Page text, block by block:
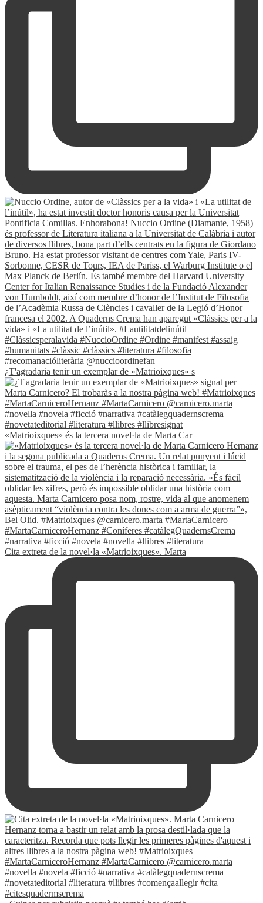
¿T'agradaria tenir un exemplar de «Matrioixques» s
«Matrioixques» és la tercera novel·la de Marta Car
Cita extreta de la novel·la «Matrioixques». Marta